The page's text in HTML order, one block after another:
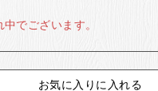
でございます。
お気に入りに入れる